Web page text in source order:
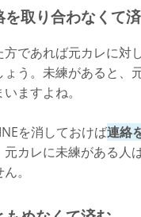
を取り合わなくて
であれば元カレに対
う。未練があると、
ますよね。
を消しておけば連絡
元カレに未練がある人
。